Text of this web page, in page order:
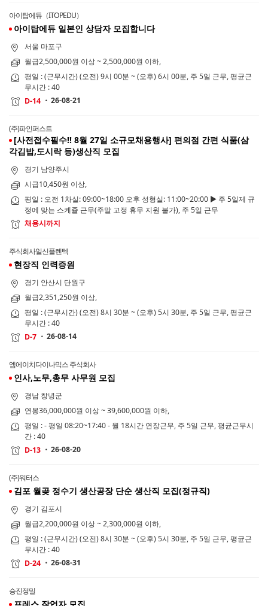
아이탑에듀（ITOPEDU）
아이탑에듀 일본인 상담자 모집합니다
서울 마포구
월급2,500,000원 이상 ~ 2,500,000원 이하,
평일 : (근무시간) (오전) 9시 00분 ~ (오후) 6시 00분, 주 5일 근무, 평균근
무시간 : 40
D-14
26-08-21
(주)파인퍼스트
[사전접수필수!! 8월 27일 소규모채용행사] 편의점 간편 식품(삼
각김밥,도시락 등)생산직 모집
경기 남양주시
시급10,450원 이상,
평일 : 오전 1차실: 09:00~18:00 오후 성형실: 11:00~20:00 ▶ 주 5일제 규
정에 맞는 스케쥴 근무(주말 고정 휴무 지원 불가), 주 5일 근무
채용시까지
주식회사일신플렌텍
현장직 인력증원
경기 안산시 단원구
월급2,351,250원 이상,
평일 : (근무시간) (오전) 8시 30분 ~ (오후) 5시 30분, 주 5일 근무, 평균근
무시간 : 40
D-7
26-08-14
엠에이치다이나믹스 주식회사
인사,노무,총무 사무원 모집
경남 창녕군
연봉36,000,000원 이상 ~ 39,600,000원 이하,
평일 : - 평일 08:20~17:40 - 월 18시간 연장근무, 주 5일 근무, 평균근무시
간 : 40
D-13
26-08-20
(주)워터스
김포 월곶 정수기 생산공장 단순 생산직 모집(정규직)
경기 김포시
월급2,200,000원 이상 ~ 2,300,000원 이하,
평일 : (근무시간) (오전) 8시 30분 ~ (오후) 5시 30분, 주 5일 근무, 평균근
무시간 : 40
D-24
26-08-31
승진정밀